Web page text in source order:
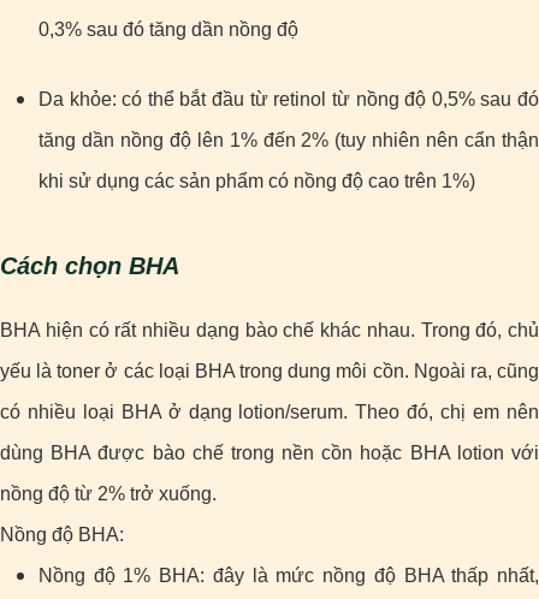
0,3% sau đó tăng dần nồng độ
Da khỏe: có thể bắt đầu từ retinol từ nồng độ 0,5% sau đó
tăng dần nồng độ lên 1% đến 2% (tuy nhiên nên cẩn thận
khi sử dụng các sản phẩm có nồng độ cao trên 1%)
Cách chọn BHA
BHA hiện có rất nhiều dạng bào chế khác nhau. Trong đó, chủ
yếu là toner ở các loại BHA trong dung môi cồn. Ngoài ra, cũng
có nhiều loại BHA ở dạng lotion/serum. Theo đó, chị em nên
dùng BHA được bào chế trong nền cồn hoặc BHA lotion với
nồng độ từ 2% trở xuống.
Nồng độ BHA:
Nồng độ 1% BHA: đây là mức nồng độ BHA thấp nhất,